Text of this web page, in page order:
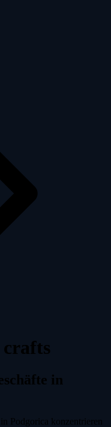
in
Podgorica konzentrieren